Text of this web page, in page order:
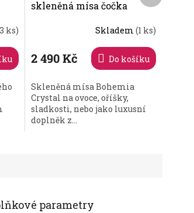
ks)
skleněná mísa čočka
Skladem(1 ks)
2 490 Kč Do košíku
Skleněná mísa Bohemia
Crystal na ovoce, oříšky,
sladkosti, nebo jako luxusní
doplněk z...
parametry